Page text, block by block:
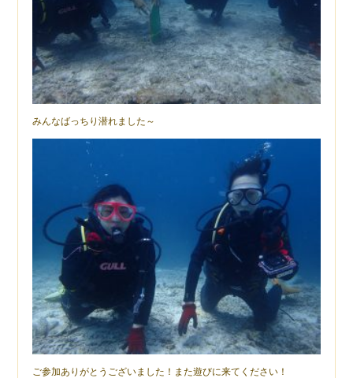
みんなばっちり潜れました～
ご参加ありがとうございました！また遊びに来てください！